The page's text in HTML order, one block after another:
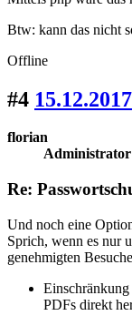
Btw: kann das nicht
Offline
#4
florian
Administrator
Re:
Und noch eine
Sprich, wenn es nur
genehmigten
PDFs direkt